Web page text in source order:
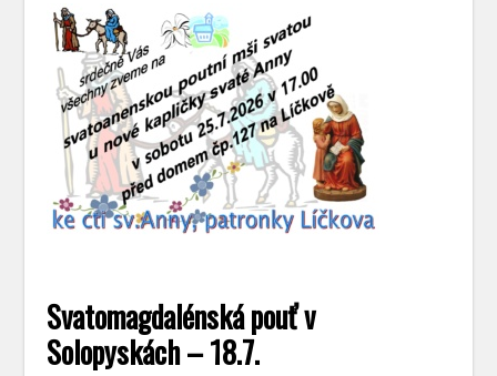
Svatomagdalénská pouť v
Solopyskách – 18.7.